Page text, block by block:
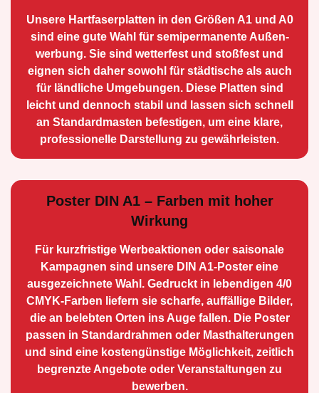
Unsere Hartfaserplatten in den Größen A1 und A0
sind eine gute Wahl für semiperma­nente Außen­
werbung. Sie sind wetterfest und stoßfest und
eignen sich daher sowohl für städtische als auch
für ländliche Umge­bungen. Diese Platten sind
leicht und dennoch stabil und lassen sich schnell
an Standard­masten befestigen, um eine klare,
professionelle Darstellung zu gewährleisten.
Poster DIN A1 – Farben mit hoher
Wirkung
Für kurzfristige Werbe­aktionen oder saisonale
Kampagnen sind unsere DIN A1-Poster eine
ausge­zeichnete Wahl. Gedruckt in lebendigen 4/0
CMYK-Farben liefern sie scharfe, auffällige Bilder,
die an belebten Orten ins Auge fallen. Die Poster
passen in Standardrahmen oder Masthalterungen
und sind eine kostengünstige Möglichkeit, zeitlich
begrenzte Angebote oder Veranstaltungen zu
bewerben.